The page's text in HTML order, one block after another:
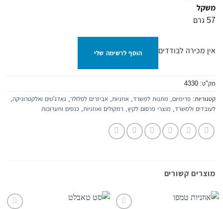
משקל
57 גרם
אין מכירה לבודדים הוסף לרשימה שלי
מק"ט: 4330
קטגוריות: פרימיום‎ מתנות למשרד אוזניות אביזרים לסלולר גאדג'טים ואלקטרוניקה
לעובדים ולמשרד מוצרי פרסום לקיץ רמקולים ואוזניות כנסים ותערוכות
מוצרים קשורים